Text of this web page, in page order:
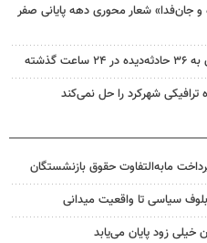
و جان‌فدا» شعار محوری دهه پایانی صفر
ترافیکی شهرکرد را حل نمی‌کند
مابه‌التفاوت حقوق بازنشستگان
سیاسی تا واقعیت میدانی
خیلی زود پایان می‌یابد